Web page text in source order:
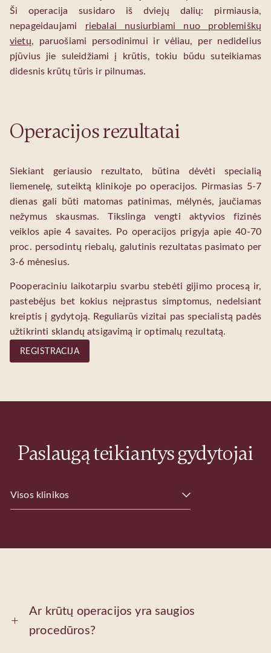
REGISTRACIJA
Ši operacija susidaro iš dviejų dalių: pirmiausia,
nepageidaujami riebalai nusiurbiami nuo problemiškų
vietų, paruošiami persodinimui ir vėliau, per nedidelius
pjūvius jie suleidžiami į krūtis, tokiu būdu suteikiamas
didesnis krūtų tūris ir pilnumas.
Operacijos rezultatai
Siekiant geriausio rezultato, būtina dėvėti specialią
liemenelę, suteiktą klinikoje po operacijos. Pirmasias 5-7
dienas gali būti matomas patinimas, mėlynės, jaučiamas
nežymus skausmas. Tikslinga vengti aktyvios fizinės
veiklos apie 4 savaites. Po operacijos prigyja apie 40-70
proc. persodintų riebalų, galutinis rezultatas pasimato per
3-6 mėnesius.
Pooperaciniu laikotarpiu svarbu stebėti gijimo procesą ir,
pastebėjus bet kokius neįprastus simptomus, nedelsiant
kreiptis į gydytoją. Reguliarūs vizitai pas specialistą padės
užtikrinti sklandų atsigavimą ir optimalų rezultatą.
Paslaugą teikiantys gydytojai
Visos klinikos
Ar krūtų operacijos yra saugios
procedūros?